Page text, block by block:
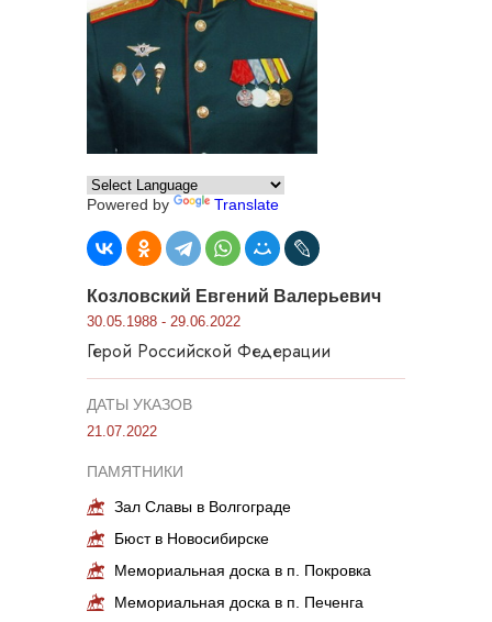
Powered by Translate
Козловский Евгений Валерьевич
30.05.1988 - 29.06.2022
Герой Российской Федерации
ДАТЫ УКАЗОВ
21.07.2022
ПАМЯТНИКИ
Зал Славы в Волгограде
Бюст в Новосибирске
Мемориальная доска в п. Покровка
Мемориальная доска в п. Печенга